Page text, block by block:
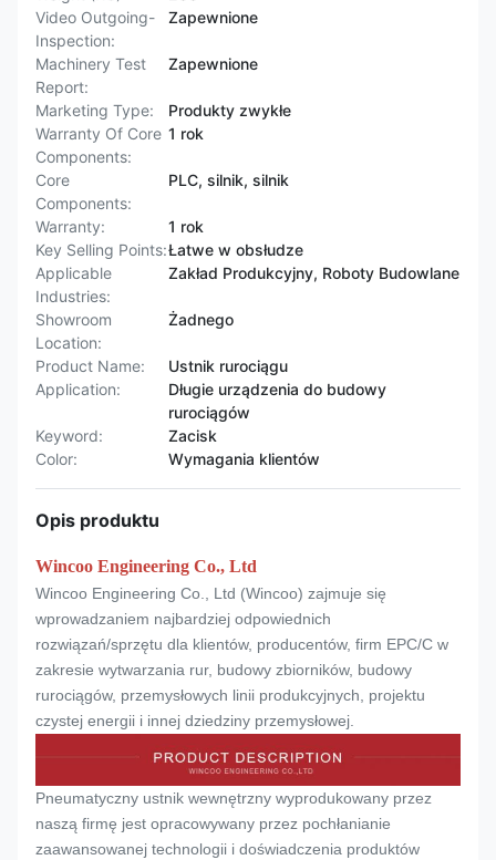
Video Outgoing-
Inspection:
Zapewnione
Machinery Test
Report:
Zapewnione
Marketing Type:
Produkty zwykłe
Warranty Of Core
Components:
1 rok
Core
Components:
PLC, silnik, silnik
Warranty:
1 rok
Key Selling Points:Łatwe w obsłudze
Applicable
Industries:
Zakład Produkcyjny, Roboty Budowlane
Showroom
Location:
Żadnego
Product Name:
Ustnik rurociągu
Application:
Długie urządzenia do budowy
rurociągów
Keyword:
Zacisk
Color:
Wymagania klientów
Opis produktu
Wincoo Engineering Co., Ltd
Wincoo Engineering Co., Ltd (Wincoo) zajmuje się
wprowadzaniem najbardziej odpowiednich
rozwiązań/sprzętu dla klientów, producentów, firm EPC/C w
zakresie wytwarzania rur, budowy zbiorników, budowy
rurociągów, przemysłowych linii produkcyjnych, projektu
czystej energii i innej dziedziny przemysłowej.
Pneumatyczny ustnik wewnętrzny wyprodukowany przez
naszą firmę jest opracowywany przez pochłanianie
zaawansowanej technologii i doświadczenia produktów